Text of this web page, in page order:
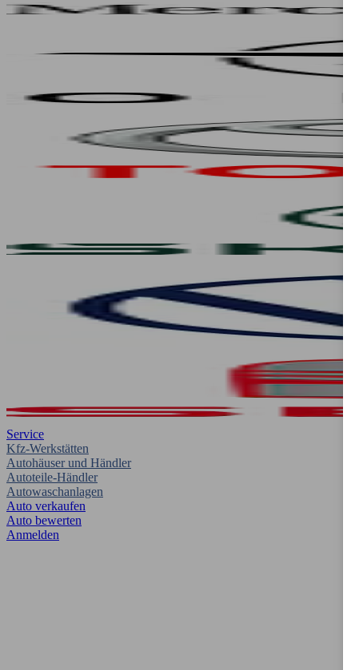
Service
Kfz-Werkstätten
Autohäuser und Händler
Autoteile-Händler
Autowaschanlagen
Auto verkaufen
Auto bewerten
Anmelden